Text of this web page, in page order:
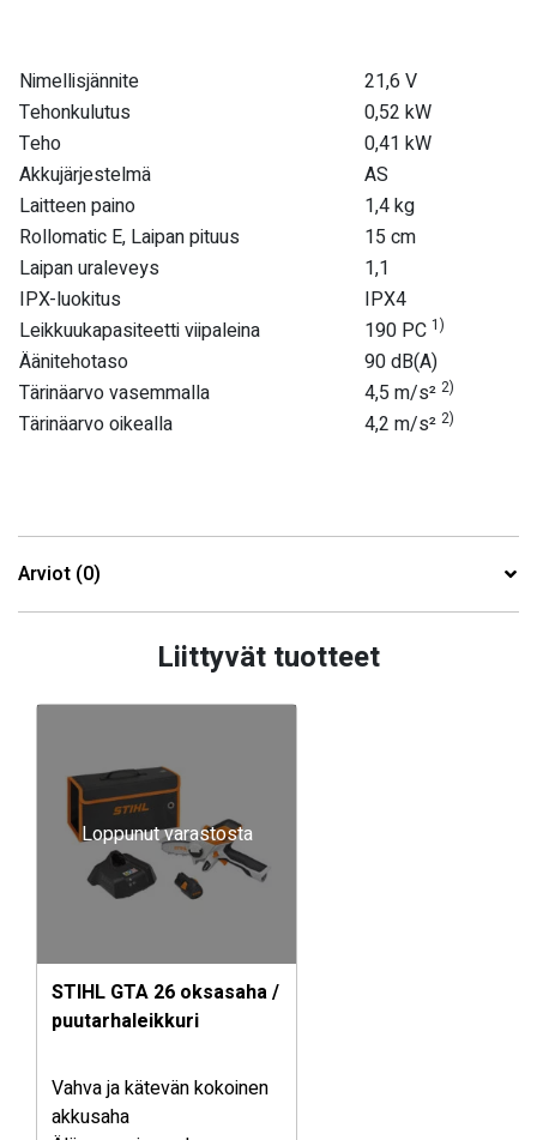
Nimellisjännite
21,6 V
Tehonkulutus
0,52 kW
Teho
0,41 kW
Akkujärjestelmä
AS
Laitteen paino
1,4 kg
Rollomatic E, Laipan pituus
15 cm
Laipan uraleveys
1,1
IPX-luokitus
IPX4
Leikkuukapasiteetti viipaleina
190 PC 1)
Äänitehotaso
90 dB(A)
Tärinäarvo vasemmalla
4,5 m/s² 2)
Tärinäarvo oikealla 4,2 m/s² 2)
Arviot (0)
Liittyvät tuotteet
Loppunut varastosta
STIHL GTA 26 oksasaha /
puutarhaleikkuri
Vahva ja kätevän kokoinen
akkusaha